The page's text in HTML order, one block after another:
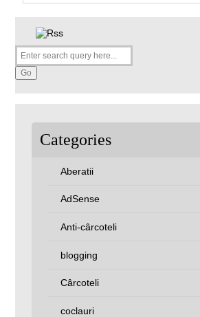
Categories
Aberatii
AdSense
Anti-cârcoteli
blogging
Cârcoteli
coclauri